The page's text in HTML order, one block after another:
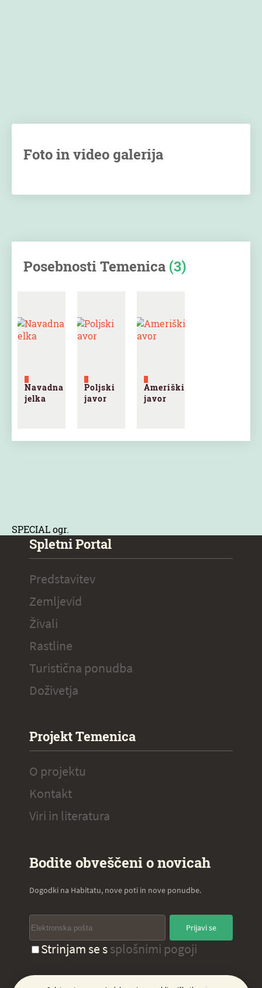
Foto in video galerija
Posebnosti Temenica (3)
Navadna
jelka
Poljski
javor
Ameriški
javor
SPECIAL ogr.
Spletni Portal
Predstavitev
Zemljevid
Živali
Rastline
Turistična ponudba
Doživetja
Projekt Temenica
O projektu
Kontakt
Viri in literatura
Bodite obveščeni o novicah
Dogodki na Habitatu, nove poti in nove ponudbe.
Prijavi se
Strinjam se ssplošnimi pogoji